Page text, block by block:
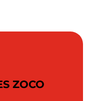
ZOCO